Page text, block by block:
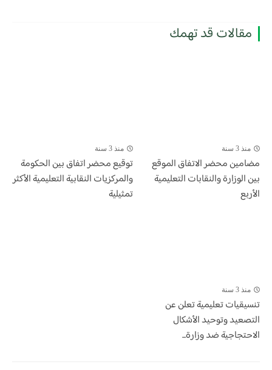
مقالات قد تهمك
منذ 3 سنة
مضامين محضر الاتفاق الموقع
بين الوزارة والنقابات التعليمية
الأربع
منذ 3 سنة
توقيع محضر اتفاق بين الحكومة
والمركزيات النقابية التعليمية الأكثر
تمثيلية
منذ 3 سنة
تنسيقيات تعليمية تعلن عن
التصعيد وتوحيد الأشكال
الاحتجاجية ضد وزارة...